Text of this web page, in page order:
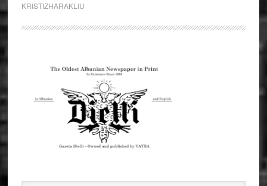
KRISTIZHARAKLIU